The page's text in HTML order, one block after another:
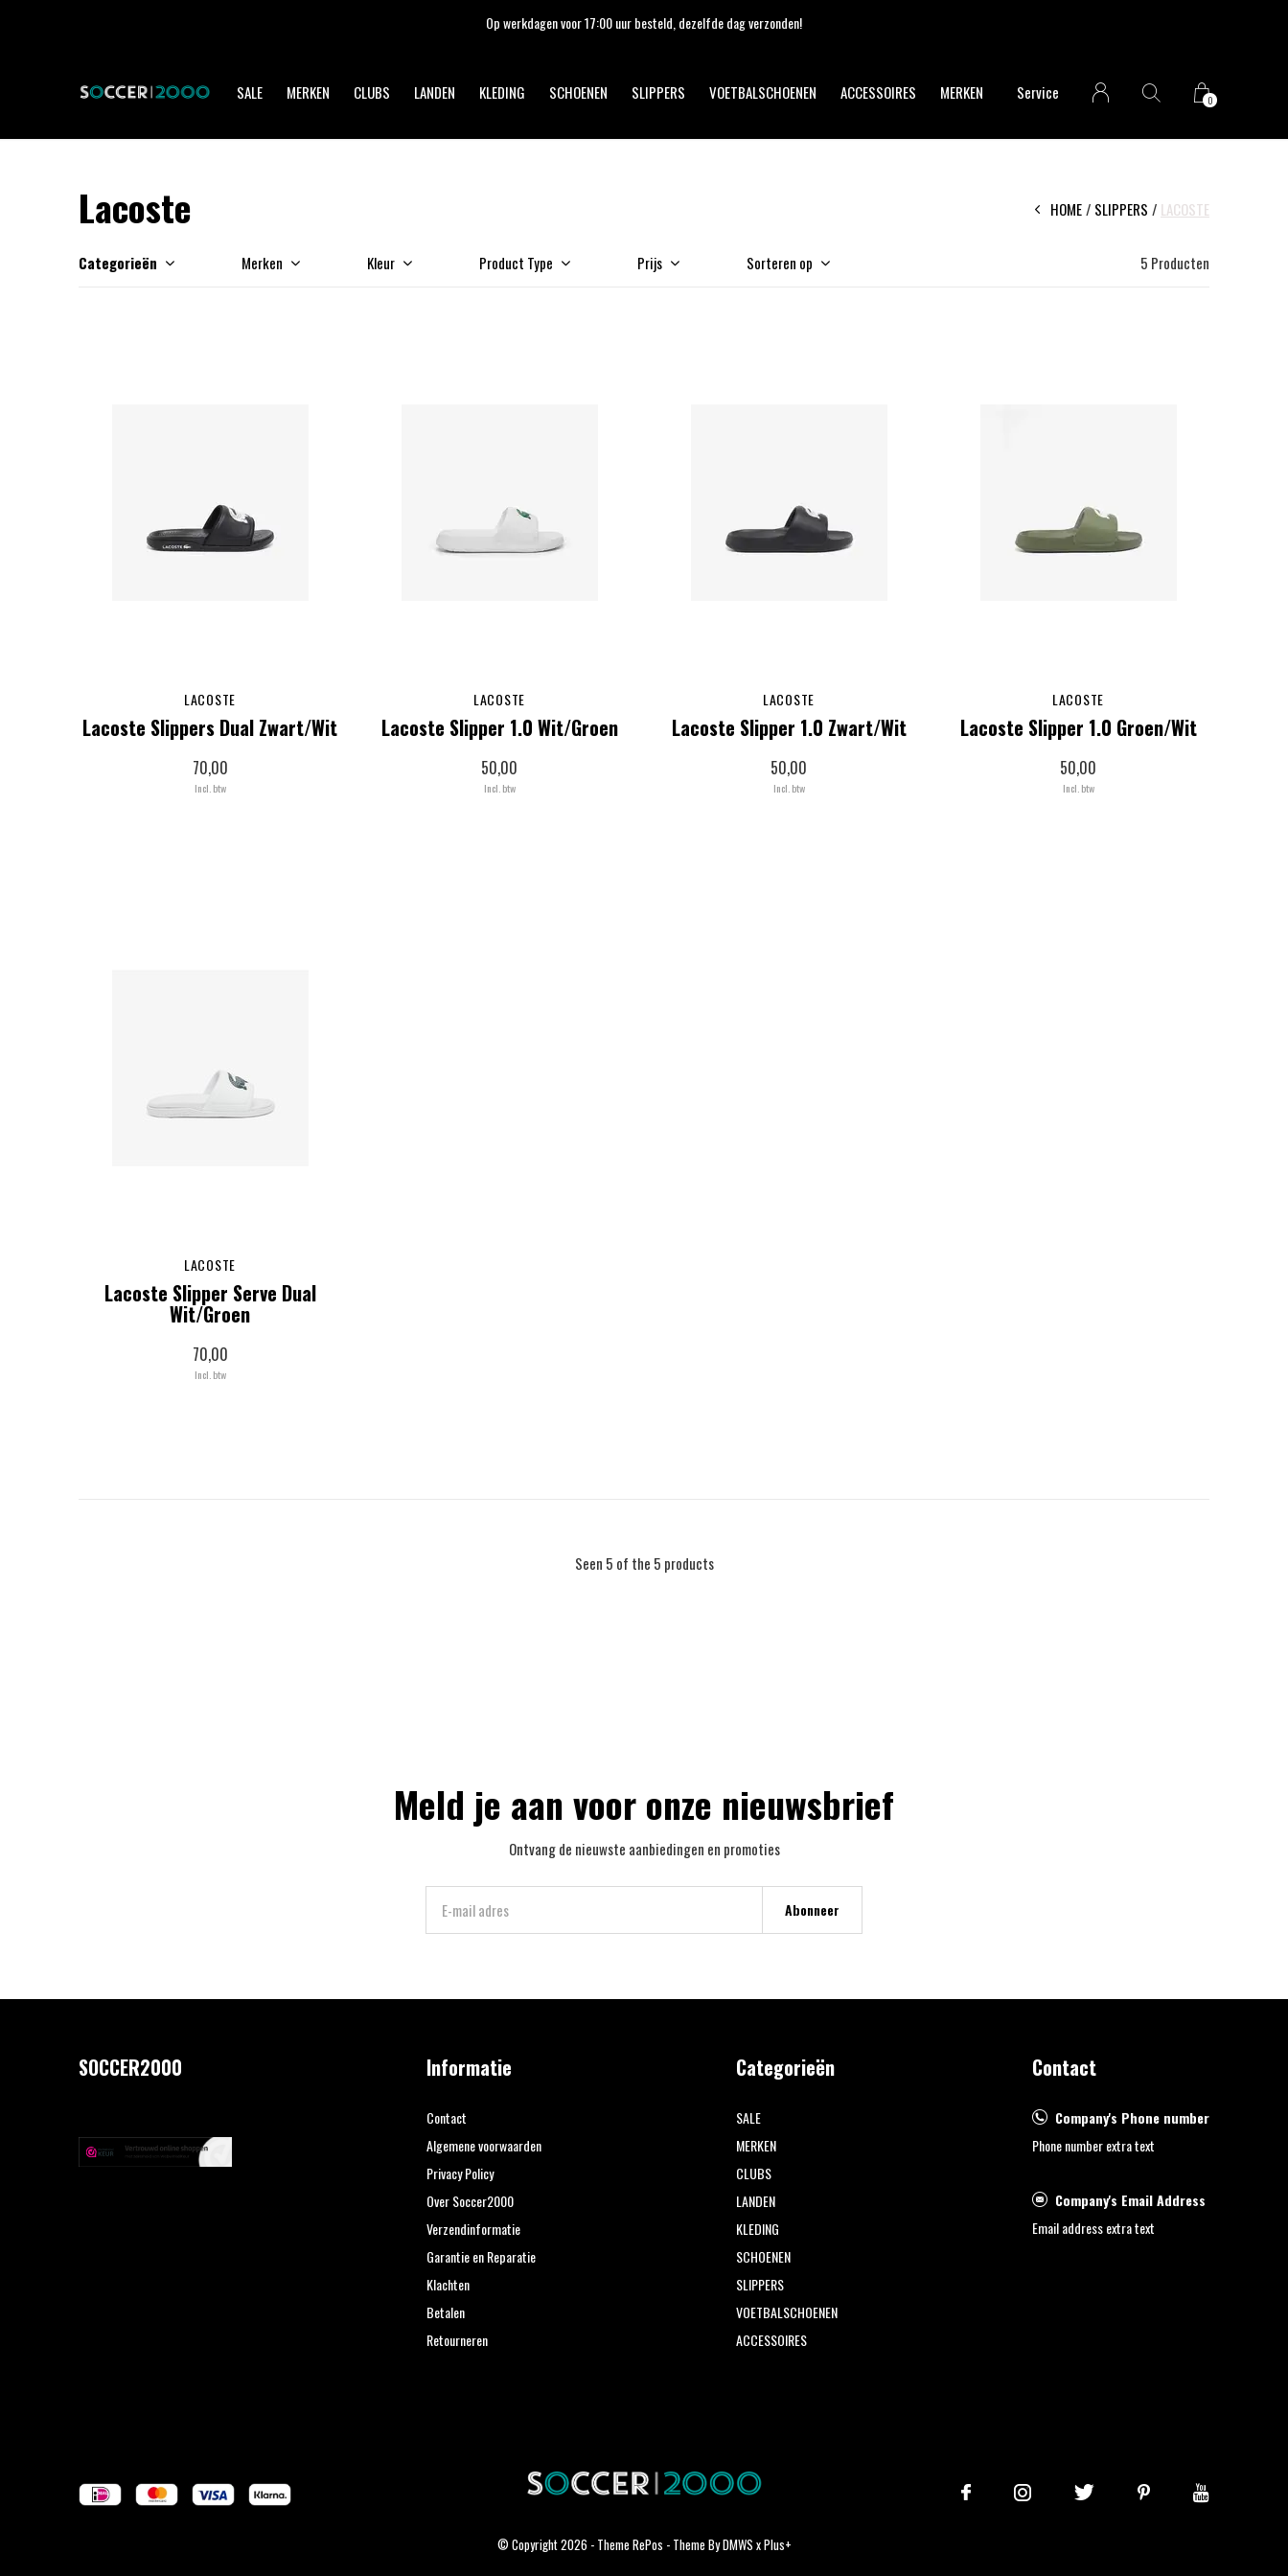
SALE MERKEN CLUBS LANDEN KLEDING SCHOENEN SLIPPERS VOETBALSCHOENEN ACCESSOIRES MERKEN Service 0
Op werkdagen voor 17:00 uur besteld, dezelfde dag verzonden!
Lacoste HOME SLIPPERS LACOSTE
Categorieën Merken Kleur Product Type Prijs Sorteren op 5 Producten
LACOSTE
Lacoste Slippers Dual Zwart/Wit
70,00
Incl. btw
LACOSTE
Lacoste Slipper 1.0 Wit/Groen
50,00
Incl. btw
LACOSTE
Lacoste Slipper 1.0 Zwart/Wit
50,00
Incl. btw
LACOSTE
Lacoste Slipper 1.0 Groen/Wit
50,00
Incl. btw
LACOSTE
Lacoste Slipper Serve Dual
Wit/Groen
70,00
Incl. btw
Seen 5 of the 5 products
Meld je aan voor onze nieuwsbrief
Ontvang de nieuwste aanbiedingen en promoties
Abonneer
SOCCER2000 Informatie
Contact
Algemene voorwaarden
Privacy Policy
Over Soccer2000
Verzendinformatie
Garantie en Reparatie
Klachten
Betalen
Retourneren
Categorieën
SALE
MERKEN
CLUBS
LANDEN
KLEDING
SCHOENEN
SLIPPERS
VOETBALSCHOENEN
ACCESSOIRES
Contact
Company's Phone number
Phone number extra text
Company's Email Address
Email address extra text
© Copyright2026 - Theme RePos - Theme ByDMWS xPlus+